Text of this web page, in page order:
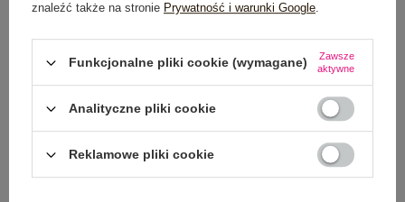
WYSYŁKA I DOSTAWA
ZWROTY I REKLAMACJE
znaleźć także na stronie Prywatność i warunki Google.
Funkcjonalne pliki cookie (wymagane)
Zawsze
aktywne
Analityczne pliki cookie
Reklamowe pliki cookie